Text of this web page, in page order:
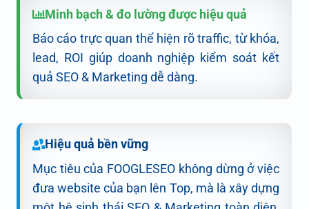
Minh bạch & đo lường được hiệu quả
Báo cáo trực quan thể hiện rõ traffic, từ khóa,
lead, ROI giúp doanh nghiệp kiểm soát kết
quả SEO & Marketing dễ dàng.
Hiệu quả bền vững
Mục tiêu của FOOGLESEO không dừng ở việc
đưa website của bạn lên Top, mà là xây dựng